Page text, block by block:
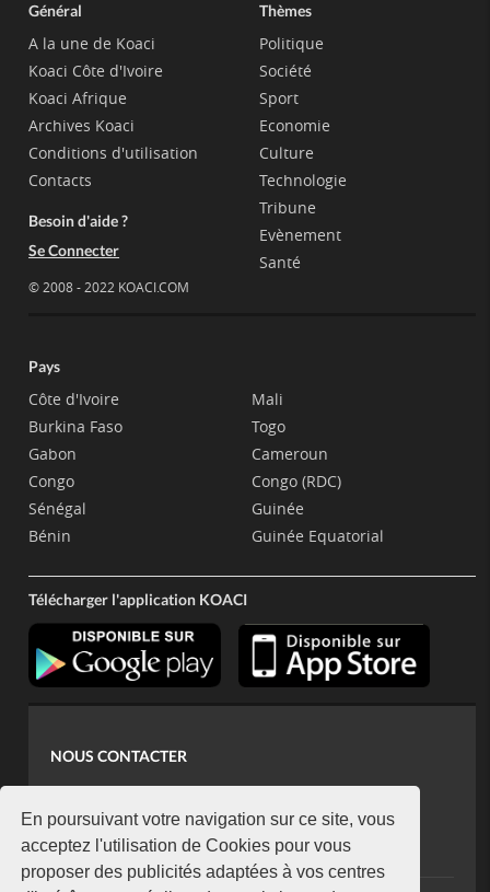
En poursuivant votre navigation sur ce site, vous
acceptez l'utilisation de Cookies pour vous
proposer des publicités adaptées à vos centres
Général
A la une de Koaci
Koaci Côte d'Ivoire
Koaci Afrique
Archives Koaci
Conditions d'utilisation
Contacts
Besoin d'aide ?
Se Connecter
© 2008 - 2022 KOACI.COM
Thèmes
Politique
Société
Sport
Economie
Culture
Technologie
Tribune
Evènement
Santé
Pays
Côte d'Ivoire
Burkina Faso
Gabon
Congo
Sénégal
Bénin
Mali
Togo
Cameroun
Congo (RDC)
Guinée
Guinée Equatorial
Télécharger l'application KOACI
NOUS CONTACTER
koaci@yahoo.fr
+225 07 08 85 52 93